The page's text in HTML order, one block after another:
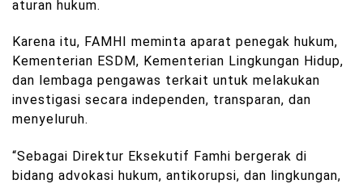
aturan hukum.
Karena itu, FAMHI meminta aparat penegak hukum,
Kementerian ESDM, Kementerian Lingkungan Hidup,
dan lembaga pengawas terkait untuk melakukan
investigasi secara independen, transparan, dan
menyeluruh.
“Sebagai Direktur Eksekutif Famhi bergerak di
bidang advokasi hukum, antikorupsi, dan lingkungan,